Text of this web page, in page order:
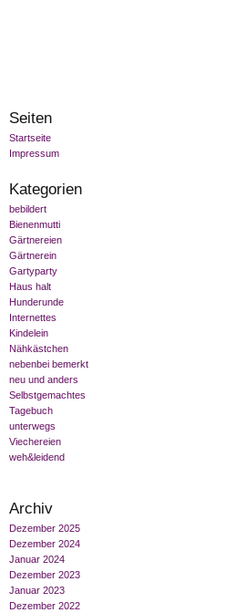
Seiten
Startseite
Impressum
Kategorien
bebildert
Bienenmutti
Gärtnereien
Gärtnerein
Gartyparty
Haus halt
Hunderunde
Internettes
Kindelein
Nähkästchen
nebenbei bemerkt
neu und anders
Selbstgemachtes
Tagebuch
unterwegs
Viechereien
weh&leidend
Archiv
Dezember 2025
Dezember 2024
Januar 2024
Dezember 2023
Januar 2023
Dezember 2022